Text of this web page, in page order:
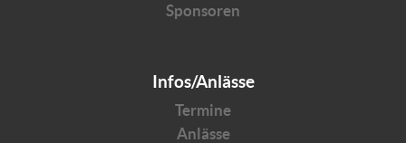
Sponsoren
Infos/Anlässe
Termine
Anlässe